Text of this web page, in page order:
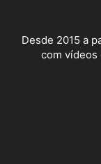
Desde 2015 a
com vídeos